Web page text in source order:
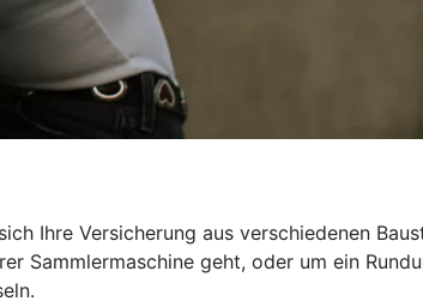
Ihre Versicherung aus verschiedenen
Sammlermaschine geht, oder um ein